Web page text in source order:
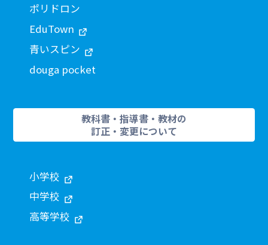
ポリドロン
EduTown
青いスピン
douga pocket
教科書・指導書・教材の
訂正・変更について
小学校
中学校
高等学校